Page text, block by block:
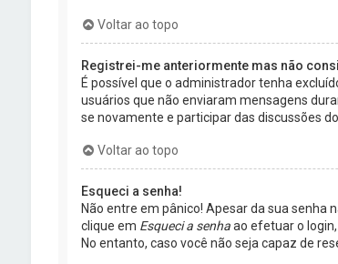
Voltar ao topo
Registrei-me anteriormente mas não
É possível que o administrador tenha
usuários que não enviaram mensagens
se novamente e participar das discussões
Voltar ao topo
Esqueci a senha!
Não entre em pânico! Apesar da sua
clique em Esqueci a senhaao efetuar o
No entanto, caso você não seja capaz de